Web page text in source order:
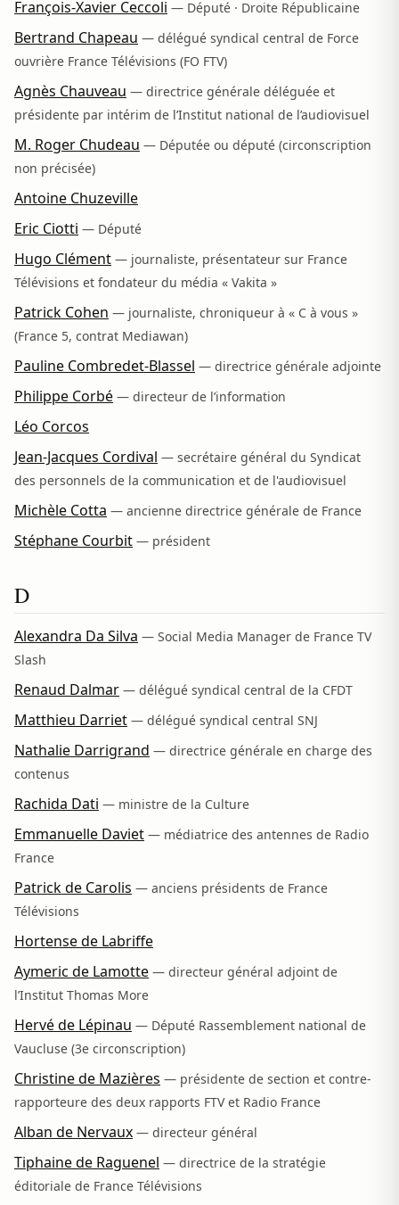
François-Xavier Ceccoli — Député · Droite Républicaine
Bertrand Chapeau — délégué syndical central de Force
ouvrière France Télévisions (FO FTV)
Agnès Chauveau — directrice générale déléguée et
présidente par intérim de l’Institut national de l’audiovisuel
M. Roger Chudeau — Députée ou député (circonscription
non précisée)
Antoine Chuzeville
Eric Ciotti — Député
Hugo Clément — journaliste, présentateur sur France
Télévisions et fondateur du média « Vakita »
Patrick Cohen — journaliste, chroniqueur à « C à vous »
(France 5, contrat Mediawan)
Pauline Combredet-Blassel — directrice générale adjointe
Philippe Corbé — directeur de l’information
Léo Corcos
Jean-Jacques Cordival — secrétaire général du Syndicat
des personnels de la communication et de l'audiovisuel
Michèle Cotta — ancienne directrice générale de France
Stéphane Courbit — président
D
Alexandra Da Silva — Social Media Manager de France TV
Slash
Renaud Dalmar — délégué syndical central de la CFDT
Matthieu Darriet — délégué syndical central SNJ
Nathalie Darrigrand — directrice générale en charge des
contenus
Rachida Dati — ministre de la Culture
Emmanuelle Daviet — médiatrice des antennes de Radio
France
Patrick de Carolis — anciens présidents de France
Télévisions
Hortense de Labriffe
Aymeric de Lamotte — directeur général adjoint de
l’Institut Thomas More
Hervé de Lépinau — Député Rassemblement national de
Vaucluse (3e circonscription)
Christine de Mazières — présidente de section et contre-
rapporteure des deux rapports FTV et Radio France
Alban de Nervaux — directeur général
Tiphaine de Raguenel — directrice de la stratégie
éditoriale de France Télévisions